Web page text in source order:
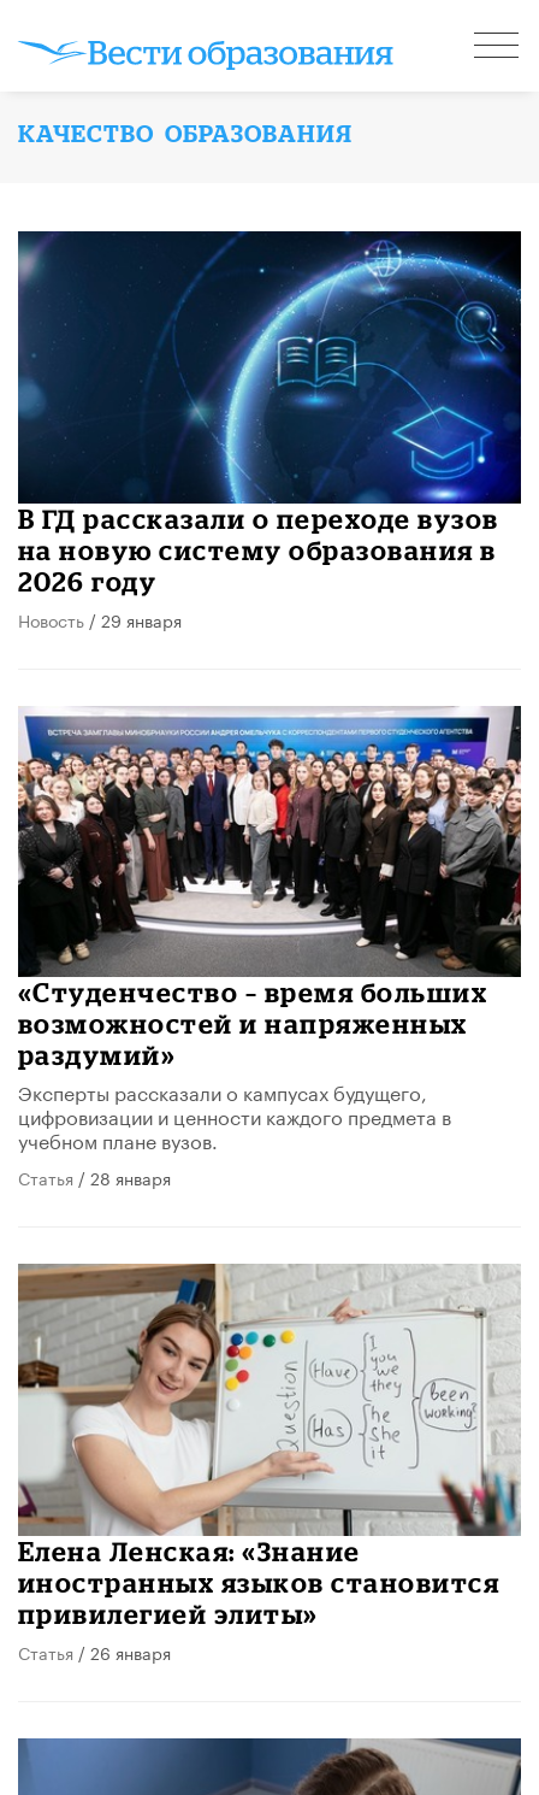
КАЧЕСТВО ОБРАЗОВАНИЯ
В ГД рассказали о переходе вузов
на новую систему образования в
2026 году
Новость / 29 января
«Студенчество – время больших
возможностей и напряженных
раздумий»
Эксперты рассказали о кампусах будущего,
цифровизации и ценности каждого предмета в
учебном плане вузов.
Статья / 28 января
Елена Ленская: «Знание
иностранных языков становится
привилегией элиты»
Статья / 26 января